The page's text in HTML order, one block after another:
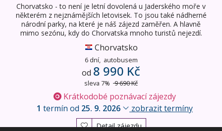
Chorvatsko - to není je letní dovolená u Jaderského moře v
některém z nejznámějších letovisek. To jsou také nádherné
národní parky, na které je náš zájezd zaměřen. A hlavně
mimo sezónu, kdy do Chorvatska mnoho turistů nejezdí.
Chorvatsko
6 dní, autobusem
od 8 990 Kč
sleva 7% 9 690 Kč
Krátkodobé poznávací zájezdy
1 termín od 25. 9. 2026 zobrazit termíny
Detail zájezdu